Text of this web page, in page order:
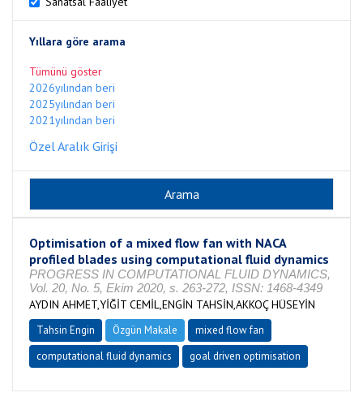
Yıllara göre arama
Tümünü göster
2026yılından beri
2025yılından beri
2021yılından beri
Özel Aralık Girişi
Optimisation of a mixed flow fan with NACA
profiled blades using computational fluid dynamics
PROGRESS IN COMPUTATIONAL FLUID DYNAMICS,
Vol. 20, No. 5, Ekim 2020, s. 263-272, ISSN: 1468-4349
AYDIN AHMET,YİĞİT CEMİL,ENGİN TAHSİN,AKKOÇ HÜSEYİN
Tahsin Engin Özgün Makale
mixed flow fan
computational fluid dynamics
goal driven optimisation